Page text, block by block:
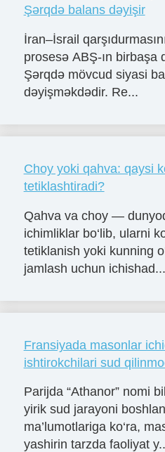
Şərqdə balans dəyişir
İran–İsrail
prosesə ABŞ-ın birbaşa
Şərqdə mövcud siyasi
dəyişməkdədir. Re...
Choy yoki qahva: qaysi
tetiklashtiradi?
Qahva va choy —
ichimliklar bo‘lib, ularni
tetiklanish yoki kunning
jamlash uchun ichishad...
Fransiyada masonlar
ishtirokchilari sud
Parijda “Athanor” nomi
yirik sud jarayoni
ma’lumotlariga ko‘ra,
yashirin tarzda faoliyat